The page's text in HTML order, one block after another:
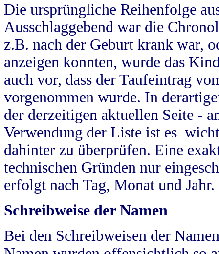
Die ursprüngliche Reihenfolge
Ausschlaggebend war die
z.B. nach der Geburt krank war,
anzeigen konnten, wurde das
auch vor, dass der Taufeintrag
vorgenommen wurde. In
der derzeitigen aktuellen Seite -
Verwendung der Liste ist es
dahinter zu überprüfen. Eine
technischen Gründen nur
erfolgt nach Tag, Monat und Jahr.
Schreibweise der Namen
Bei den Schreibweisen der